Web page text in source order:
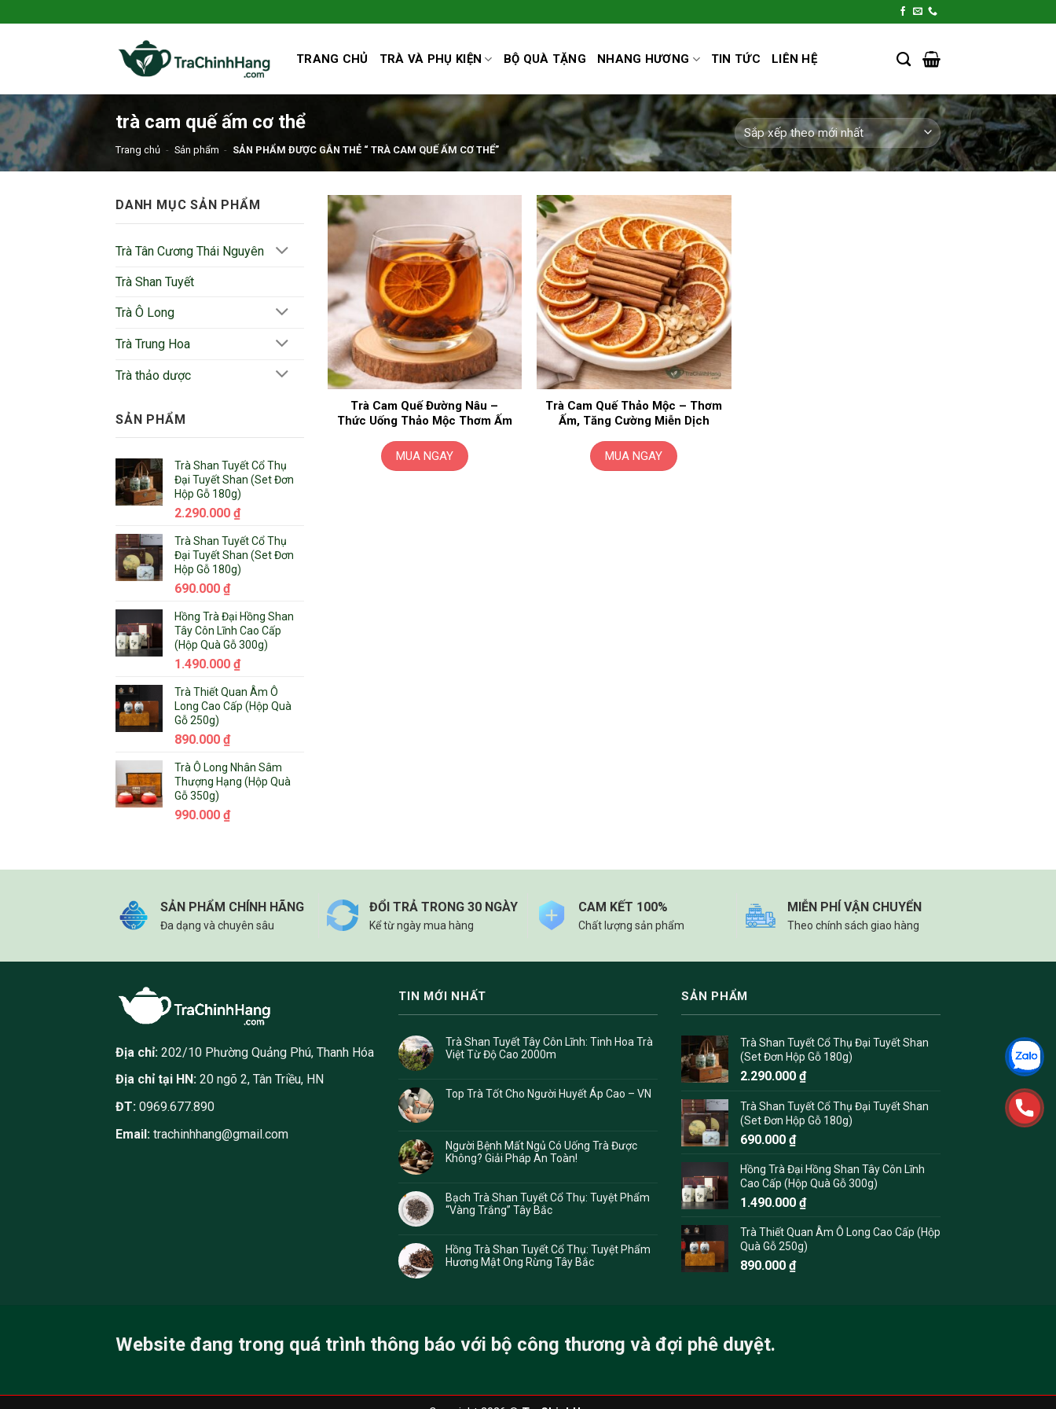
qua
TRANG CHỦ TRÀ VÀ PHỤ KIỆN BỘ QUÀ TẶNG NHANG HƯƠNG TIN TỨC LIÊN HỆ
trà cam quế ấm cơ thể
Trang chủ - Sản phẩm - SẢN PHẨM ĐƯỢC GẮN THẺ “ TRÀ CAM QUẾ ẤM CƠ THỂ”
DANH MỤC SẢN PHẨM
Trà Tân Cương Thái Nguyên
Trà Shan Tuyết
Trà Ô Long
Trà Trung Hoa
Trà thảo dược
SẢN PHẨM
Trà Shan Tuyết Cổ Thụ
Đại Tuyết Shan (Set Đơn
Hộp Gỗ 180g)
2.290.000 ₫
Trà Shan Tuyết Cổ Thụ
Đại Tuyết Shan (Set Đơn
Hộp Gỗ 180g)
690.000 ₫
Hồng Trà Đại Hồng Shan
Tây Côn Lĩnh Cao Cấp
(Hộp Quà Gỗ 300g)
1.490.000 ₫
Trà Thiết Quan Âm Ô
Long Cao Cấp (Hộp Quà
Gỗ 250g)
890.000 ₫
Trà Ô Long Nhân Sâm
Thượng Hạng (Hộp Quà
Gỗ 350g)
990.000 ₫
Trà Cam Quế Đường Nâu –
Thức Uống Thảo Mộc Thơm Ấm
MUA NGAY
Trà Cam Quế Thảo Mộc – Thơm
Ấm, Tăng Cường Miễn Dịch
MUA NGAY
SẢN PHẨM CHÍNH HÃNG
Đa dạng và chuyên sâu
ĐỔI TRẢ TRONG 30 NGÀY
Kể từ ngày mua hàng
CAM KẾT 100%
Chất lượng sản phẩm
MIỄN PHÍ VẬN CHUYỂN
Theo chính sách giao hàng
Địa chỉ: 202/10 Phường Quảng Phú, Thanh Hóa
Địa chỉ tại HN: 20 ngõ 2, Tân Triều, HN
ĐT: 0969.677.890
Email: trachinhhang@gmail.com
TIN MỚI NHẤT
Trà Shan Tuyết Tây Côn Lĩnh: Tinh Hoa Trà
Việt Từ Độ Cao 2000m
Top Trà Tốt Cho Người Huyết Áp Cao – VN
Người Bệnh Mất Ngủ Có Uống Trà Được
Không? Giải Pháp An Toàn!
Bạch Trà Shan Tuyết Cổ Thụ: Tuyệt Phẩm
“Vàng Trắng” Tây Bắc
Hồng Trà Shan Tuyết Cổ Thụ: Tuyệt Phẩm
Hương Mật Ong Rừng Tây Bắc
SẢN PHẨM
Trà Shan Tuyết Cổ Thụ Đại Tuyết Shan
(Set Đơn Hộp Gỗ 180g)
2.290.000 ₫
Trà Shan Tuyết Cổ Thụ Đại Tuyết Shan
(Set Đơn Hộp Gỗ 180g)
690.000 ₫
Hồng Trà Đại Hồng Shan Tây Côn Lĩnh
Cao Cấp (Hộp Quà Gỗ 300g)
1.490.000 ₫
Trà Thiết Quan Âm Ô Long Cao Cấp (Hộp
Quà Gỗ 250g)
890.000 ₫
Website đang trong quá trình thông báo với bộ công thương và đợi phê duyệt.